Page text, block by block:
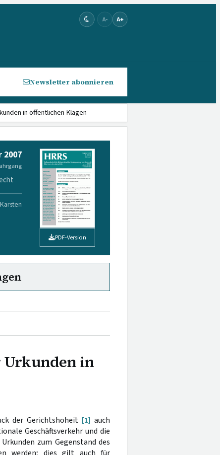
A- A+
Newsletter abonnieren
in öffentlichen Klagen
2007
PDF-Version
in
der Gerichtshoheit [1] auch
Geschäftsverkehr und die
zum Gegenstand des